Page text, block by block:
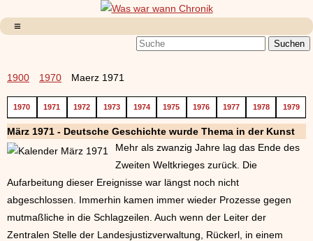
1900 1970 Maerz 1971
1970 1971 1972 1973 1974 1975 1976 1977 1978 1979
März 1971 - Deutsche Geschichte wurde Thema in der Kunst
Mehr als zwanzig Jahre lag das Ende des
Zweiten Weltkrieges zurück. Die
Aufarbeitung dieser Ereignisse war längst noch nicht
abgeschlossen. Immerhin kamen immer wieder Prozesse gegen
mutmaßliche in die Schlagzeilen. Auch wenn der Leiter der
Zentralen Stelle der Landesjustizverwaltung, Rückerl, in einem